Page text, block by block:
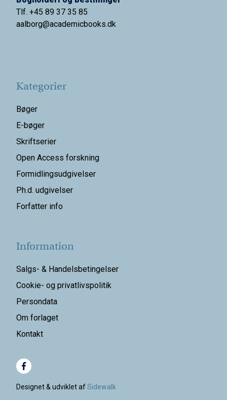
Tlf. +45 89 37 35 85
aalborg@academicbooks.dk
Kategorier
Bøger
E-bøger
Skriftserier
Open Access forskning
Formidlingsudgivelser
Ph.d. udgivelser
Forfatter info
Information
Salgs- & Handelsbetingelser
Cookie- og privatlivspolitik
Persondata
Om forlaget
Kontakt
Designet & udviklet afSidewalk